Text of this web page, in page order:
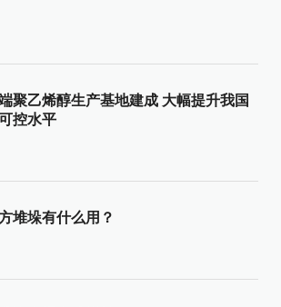
聚乙烯醇生产基地建成 大幅提升我国
控水平
堆垛有什么用？